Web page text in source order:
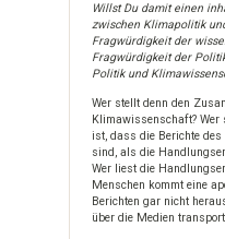
Willst Du damit einen
zwischen Klimapolitik
Fragwürdigkeit der
Fragwürdigkeit der
Politik und
Wer stellt denn den
Klimawissenschaft? Wer
ist, dass die Berichte
sind, als die
Wer liest die
Menschen kommt eine
Berichten gar nicht
über die Medien